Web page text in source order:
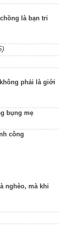
là bạn tri
phải là giới
bụng mẹ
công
nghèo, mà khi